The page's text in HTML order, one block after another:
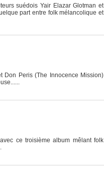
suédois Yair Elazar Glotman et
part entre folk mélancolique et
Don Peris (The Innocence Mission)
ce troisième album mêlant folk